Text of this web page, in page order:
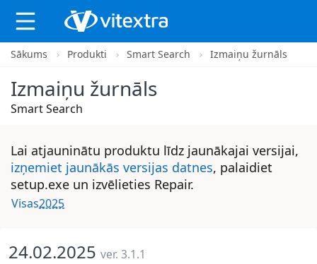
Sākums Produkti Smart Search Izmaiņu žurnāls
Izmaiņu žurnāls
Smart Search
Lai atjauninātu produktu līdz jaunākajai versijai,
izņemiet jaunākās versijas datnes, palaidiet
setup.exe un izvēlieties Repair.
Visas2025
24.02.2025 ver. 3.1.1